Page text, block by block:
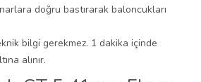
doğru bastırarak baloncukları
bilgi gerekmez. 1 dakika içinde
alınır.